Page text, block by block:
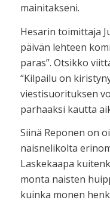
mainitakseni.
Hesarin toimittaja
päivän lehteen
paras”. Otsikko
“Kilpailu on
viestisuorituksen
parhaaksi kautta
Siinä Reponen on
naisnelikolta
Laskekaapa
monta naisten
kuinka monen